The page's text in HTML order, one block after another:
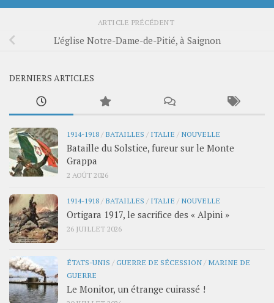
ARTICLE PRÉCÉDENT
L’église Notre-Dame-de-Pitié, à Saignon
DERNIERS ARTICLES
1914-1918 / BATAILLES / ITALIE / NOUVELLE
Bataille du Solstice, fureur sur le Monte
Grappa
2 AOÛT 2026
1914-1918 / BATAILLES / ITALIE / NOUVELLE
Ortigara 1917, le sacrifice des « Alpini »
26 JUILLET 2026
ÉTATS-UNIS /GUERRE DE SÉCESSION / MARINE DE
GUERRE
Le Monitor, un étrange cuirassé !